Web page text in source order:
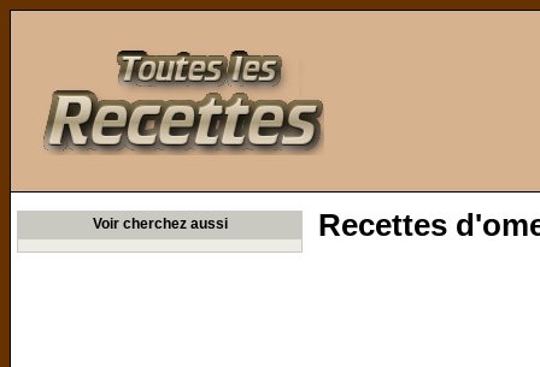
Voir cherchez aussi Recettes